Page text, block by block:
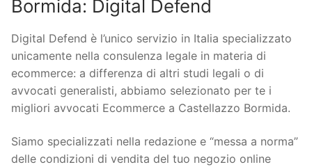
Bormida: Digital Defend
Digital Defend è l’unico servizio in Italia specializzato
unicamente nella consulenza legale in materia di
ecommerce: a differenza di altri studi legali o di
avvocati generalisti, abbiamo selezionato per te i
migliori avvocati Ecommerce a Castellazzo Bormida.
Siamo specializzati nella redazione e “messa a norma”
delle condizioni di vendita del tuo negozio online